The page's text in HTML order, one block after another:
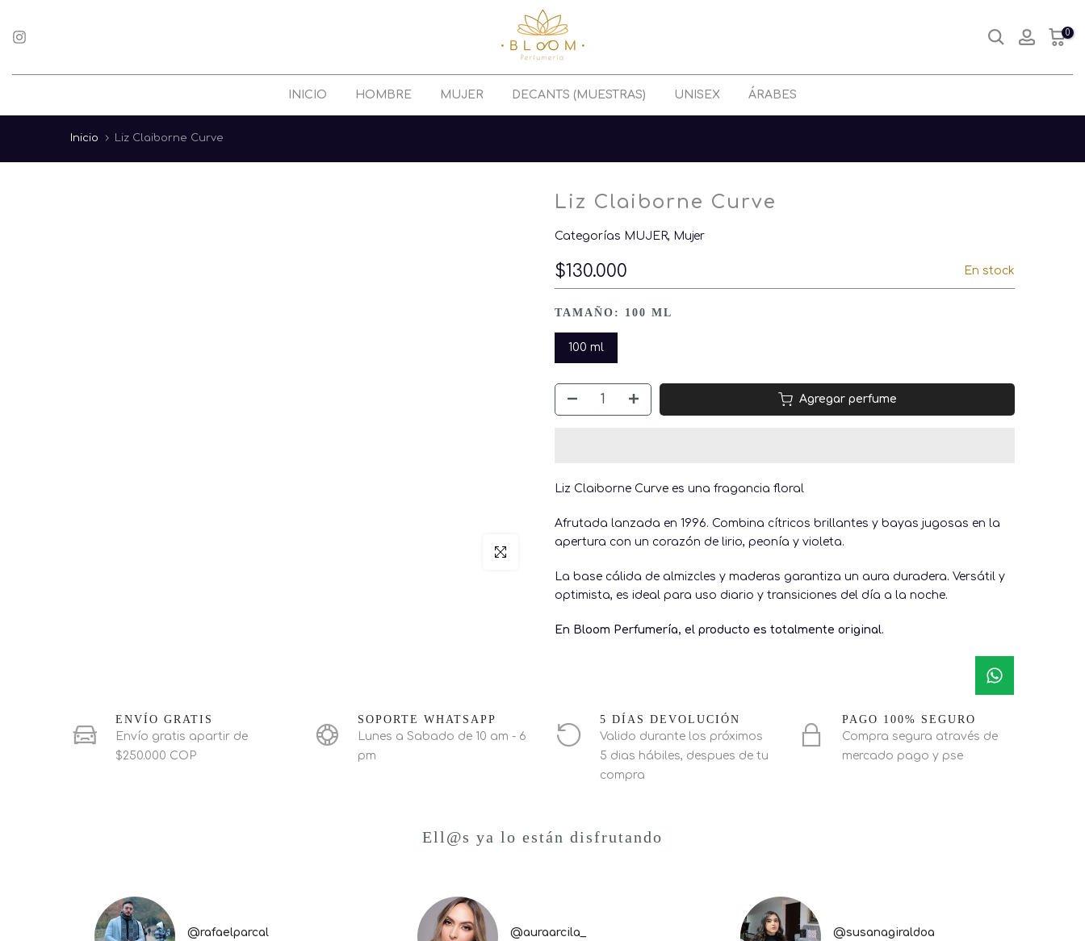
□
al
0
INICIO HOMBRE MUJER DECANTS (MUESTRAS) UNISEX ÁRABES
Inicio Liz Claiborne Curve
Click para agrandar
Liz Claiborne Curve
Categorías MUJER Mujer
$130.000 En stock
TAMAÑO: 100 ML
100 ml
Agregar perfume
Liz Claiborne Curve es una fragancia floral
Afrutada lanzada en 1996. Combina cítricos brillantes y bayas jugosas en la
apertura con un corazón de lirio, peonía y violeta.
La base cálida de almizcles y maderas garantiza un aura duradera. Versátil y
optimista, es ideal para uso diario y transiciones del día a la noche.
En Bloom Perfumería, el producto es totalmente original.
ENVÍO GRATIS
Envío gratis apartir de
$250.000 COP
SOPORTE WHATSAPP
Lunes a Sabado de 10 am - 6
pm
5 DÍAS DEVOLUCIÓN
Valido durante los próximos
5 dias hábiles, despues de tu
compra
PAGO 100% SEGURO
Compra segura através de
mercado pago y pse
Ell@s ya lo están disfrutando
@rafaelparcal @auraarcila_ @susanagiraldoa